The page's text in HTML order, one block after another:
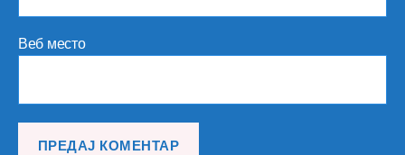
Веб место